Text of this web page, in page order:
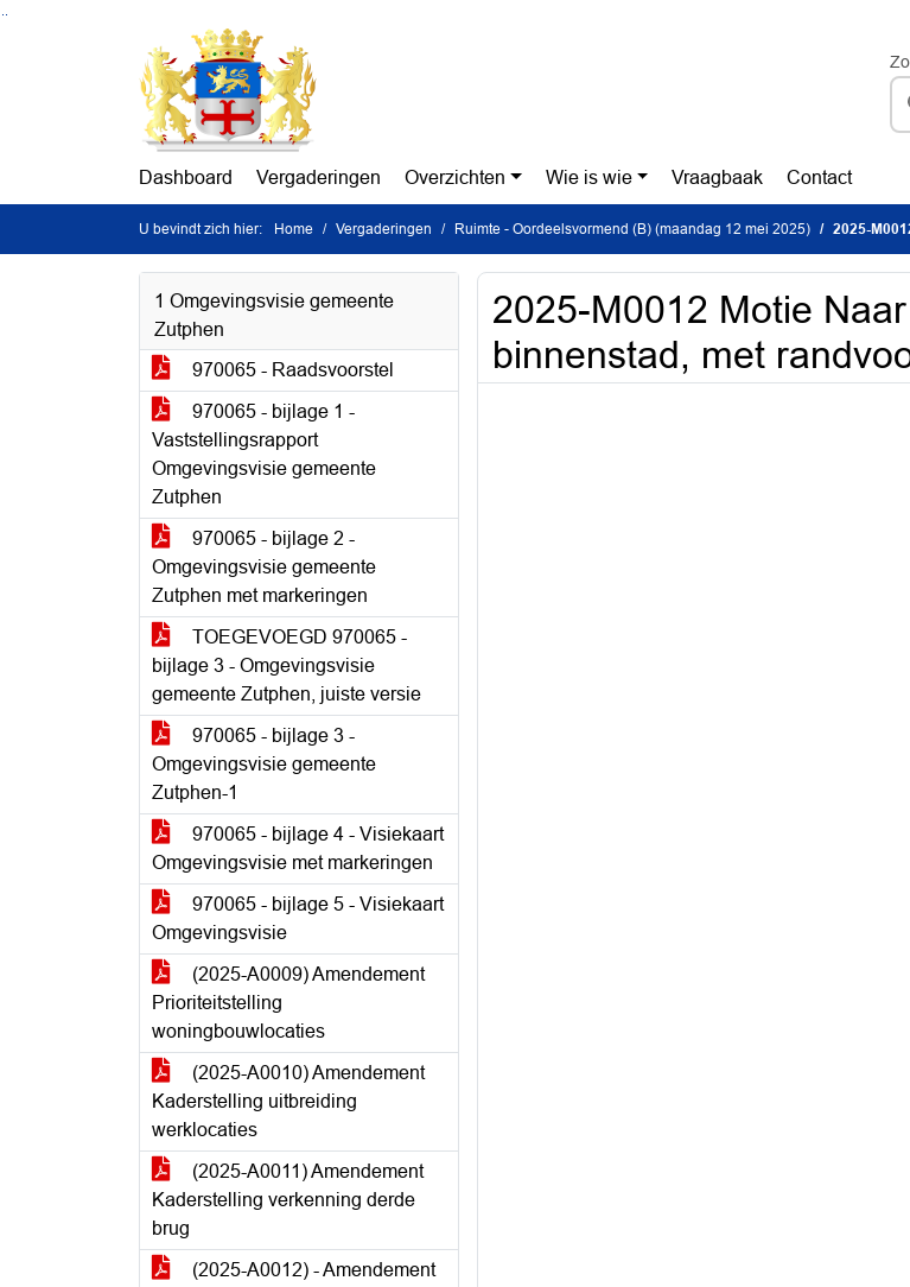
Ga naar de inhoud van deze pagina
Dashboard Vergaderingen Overzichten Wie is wie Vraagbaak Contact
U bevindt zich hier: Home Vergaderingen Ruimte - Oordeelsvormend (B) (maandag 12 mei 2025) 2025-M0012
1 Omgevingsvisie gemeente
Zutphen
970065 - Raadsvoorstel
970065 - bijlage 1 -
Vaststellingsrapport
Omgevingsvisie gemeente
Zutphen
970065 - bijlage 2 -
Omgevingsvisie gemeente
Zutphen met markeringen
TOEGEVOEGD 970065 -
bijlage 3 - Omgevingsvisie
gemeente Zutphen, juiste versie
970065 - bijlage 3 -
Omgevingsvisie gemeente
Zutphen-1
970065 - bijlage 4 - Visiekaart
Omgevingsvisie met markeringen
970065 - bijlage 5 - Visiekaart
Omgevingsvisie
(2025-A0009) Amendement
Prioriteitstelling
woningbouwlocaties
(2025-A0010) Amendement
Kaderstelling uitbreiding
werklocaties
(2025-A0011) Amendement
Kaderstelling verkenning derde
brug
(2025-A0012) - Amendement
2025-M0012 Motie
binnenstad, met